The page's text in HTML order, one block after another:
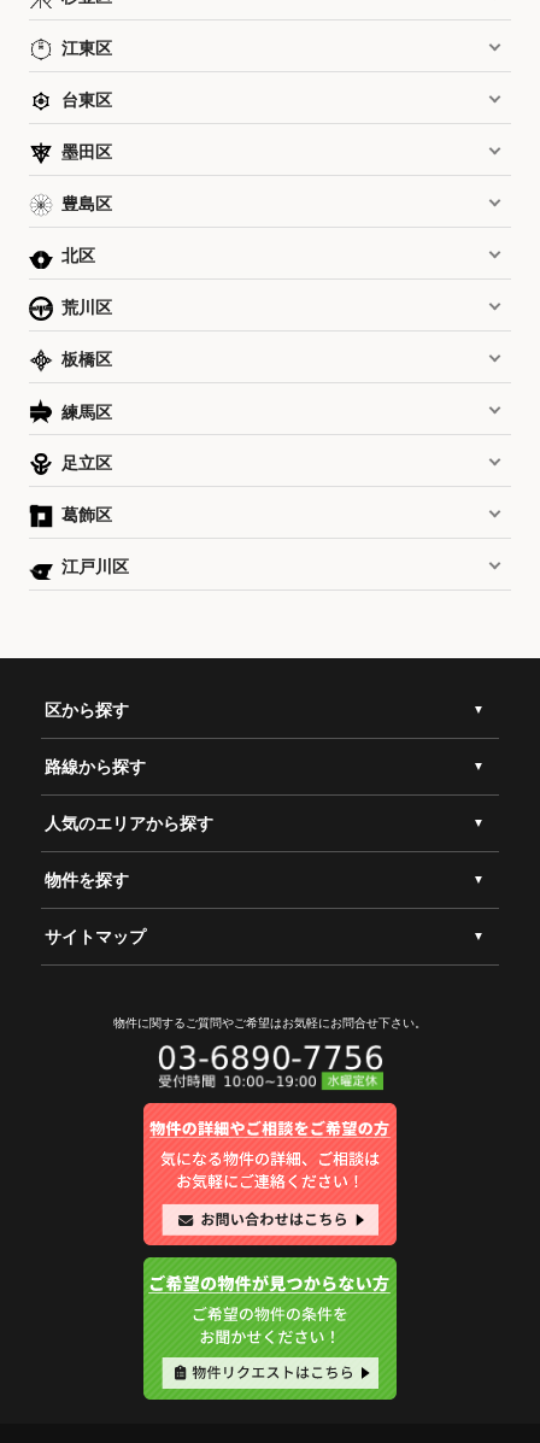
江東区
台東区
墨田区
豊島区
北区
荒川区
板橋区
練馬区
足立区
葛飾区
江戸川区
区から探す
路線から探す
人気のエリアから探す
物件を探す
サイトマップ
物件に関するご質問やご希望はお気軽にお問合せ下さい。